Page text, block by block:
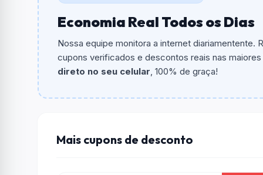
Qual é o valor minimo de compra?
O valor minimo de compra é Não exigido ou
Qual é o desconto máximo?
Não informado ou sem limite.
Funciona em qualquer produto?
podem não aceitar cupons.
Economia Real Todos os Dias
Nossa equipe monitora a internet diariamentente.
cupons verificados e descontos reais nas maiores
direto no seu celular, 100% de graça!
Mais cupons de desconto